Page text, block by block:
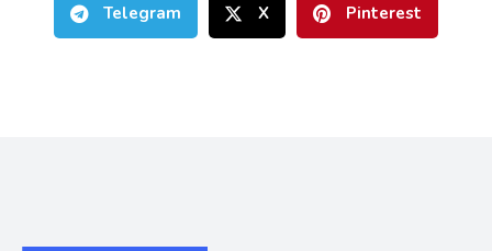
Telegram X Pinterest